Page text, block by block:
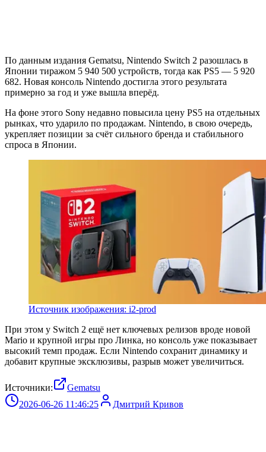
По данным издания Gematsu, Nintendo Switch 2 разошлась в
Японии тиражом 5 940 500 устройств, тогда как PS5 — 5 920
682. Новая консоль Nintendo достигла этого результата
примерно за год и уже вышла вперёд.
На фоне этого Sony недавно повысила цену PS5 на отдельных
рынках, что ударило по продажам. Nintendo, в свою очередь,
укрепляет позиции за счёт сильного бренда и стабильного
спроса в Японии.
Источник изображения: i2-prod
При этом у Switch 2 ещё нет ключевых релизов вроде новой
Mario и крупной игры про Линка, но консоль уже показывает
высокий темп продаж. Если Nintendo сохранит динамику и
добавит крупные эксклюзивы, разрыв может увеличиться.
Источники:
Gematsu
2026-06-26 11:46:25
Дмитрий Кривов